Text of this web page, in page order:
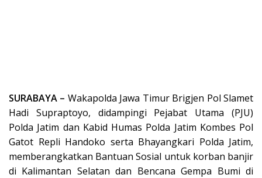
SURABAYA – Wakapolda Jawa Timur Brigjen Pol Slamet
Hadi Supraptoyo, didampingi Pejabat Utama (PJU)
Polda Jatim dan Kabid Humas Polda Jatim Kombes Pol
Gatot Repli Handoko serta Bhayangkari Polda Jatim,
memberangkatkan Bantuan Sosial untuk korban banjir
di Kalimantan Selatan dan Bencana Gempa Bumi di